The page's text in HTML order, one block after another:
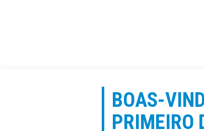
BOAS-
PRIMEIRO